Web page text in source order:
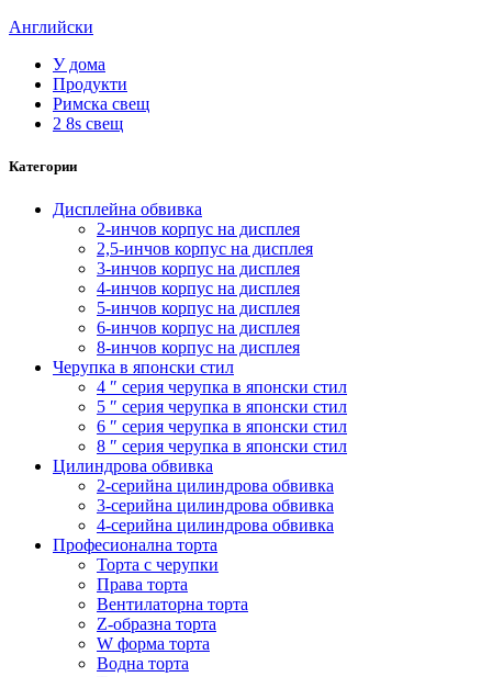
Английски
У дома
Продукти
Римска свещ
2 8s свещ
Категории
Дисплейна обвивка
2-инчов корпус на дисплея
2,5-инчов корпус на дисплея
3-инчов корпус на дисплея
4-инчов корпус на дисплея
5-инчов корпус на дисплея
6-инчов корпус на дисплея
8-инчов корпус на дисплея
Черупка в японски стил
4 ″ серия черупка в японски стил
5 ″ серия черупка в японски стил
6 ″ серия черупка в японски стил
8 ″ серия черупка в японски стил
Цилиндрова обвивка
2-серийна цилиндрова обвивка
3-серийна цилиндрова обвивка
4-серийна цилиндрова обвивка
Професионална торта
Торта с черупки
Права торта
Вентилаторна торта
Z-образна торта
W форма торта
Водна торта